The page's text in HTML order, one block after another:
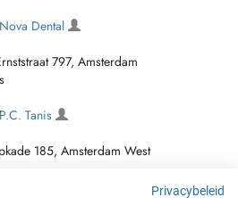
Dental
797, Amsterdam
Tanis
185, Amsterdam West
Tol
Privacybeleid